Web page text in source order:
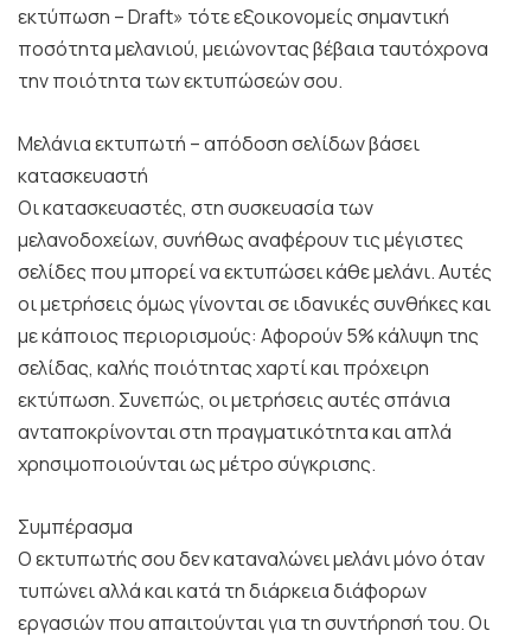
εκτύπωση – Draft» τότε εξοικονομείς σημαντική
ποσότητα μελανιού, μειώνοντας βέβαια ταυτόχρονα
την ποιότητα των εκτυπώσεών σου.
Μελάνια εκτυπωτή – απόδοση σελίδων βάσει
κατασκευαστή
Οι κατασκευαστές, στη συσκευασία των
μελανοδοχείων, συνήθως αναφέρουν τις μέγιστες
σελίδες που μπορεί να εκτυπώσει κάθε μελάνι. Αυτές
οι μετρήσεις όμως γίνονται σε ιδανικές συνθήκες και
με κάποιος περιορισμούς: Αφορούν 5% κάλυψη της
σελίδας, καλής ποιότητας χαρτί και πρόχειρη
εκτύπωση. Συνεπώς, οι μετρήσεις αυτές σπάνια
ανταποκρίνονται στη πραγματικότητα και απλά
χρησιμοποιούνται ως μέτρο σύγκρισης.
Συμπέρασμα
Ο εκτυπωτής σου δεν καταναλώνει μελάνι μόνο όταν
τυπώνει αλλά και κατά τη διάρκεια διάφορων
εργασιών που απαιτούνται για τη συντήρησή του. Οι